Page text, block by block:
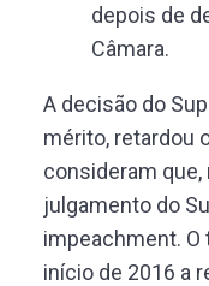
depois de
Câmara.
A decisão do
mérito, retardou
consideram que,
julgamento do
impeachment. O
início de 2016 a